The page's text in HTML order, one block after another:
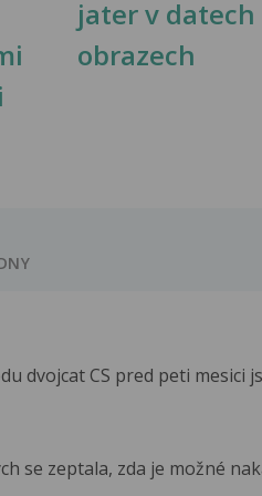
jater v datech
obrazech
dvojcat CS pred peti mesici
se zeptala, zda je možné